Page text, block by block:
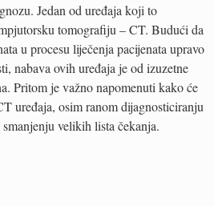
Jedan od uređaja koji to
tomografiju – CT. Budući da
u procesu liječenja pacijenata upravo
nabava ovih uređaja je od izuzetne
Pritom je važno napomenuti kako će
uređaja, osim ranom dijagnosticiranju
velikih lista čekanja.